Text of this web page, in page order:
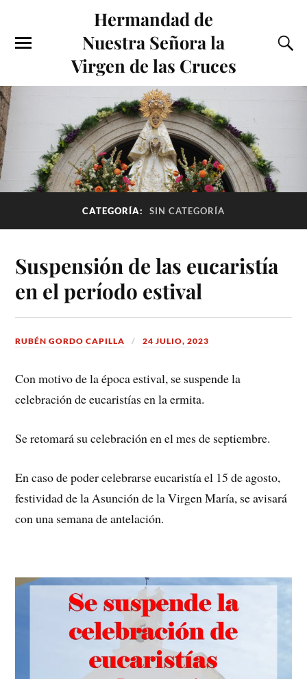
Hermandad de
Nuestra Señora la
Virgen de las Cruces
CATEGORÍA: SIN CATEGORÍA
Suspensión de las eucaristía
en el período estival
RUBÉN GORDO CAPILLA 24 JULIO, 2023
Con motivo de la época estival, se suspende la
celebración de eucaristías en la ermita.
Se retomará su celebración en el mes de septiembre.
En caso de poder celebrarse eucaristía el 15 de agosto,
festividad de la Asunción de la Virgen María, se avisará
con una semana de antelación.